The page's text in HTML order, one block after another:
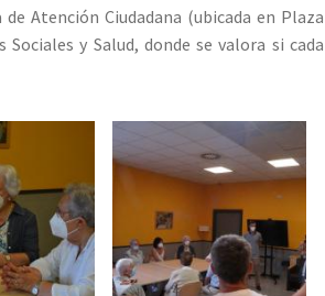
Atención Ciudadana (ubicada en Plaza
y Salud, donde se valora si cada